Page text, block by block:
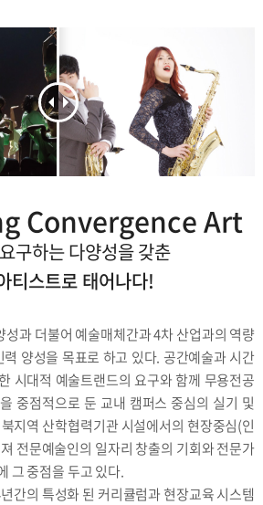
Convergence Art
구하는 다양성을 갖춘
티스트로 태어나다!
과 더불어 예술매체간과 4차 산업과의 역량
양성을 목표로 하고 있다. 공간예술과 시간
시대적 예술트랜드의 요구와 함께 무용전공
중점적으로 둔 교내 캠퍼스 중심의 실기 및
지역 산학협력기관 시설에서의 현장중심(인
전문예술인의 일자리 창출의 기회와 전문가
그 중점을 두고 있다.
간의 특성화 된 커리큘럼과 현장교육 시스템